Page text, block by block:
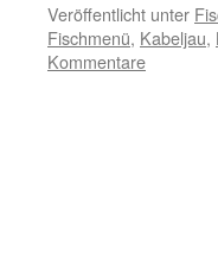
Veröffentlicht unter
Fischmenü, Kabeljau,
Kommentare